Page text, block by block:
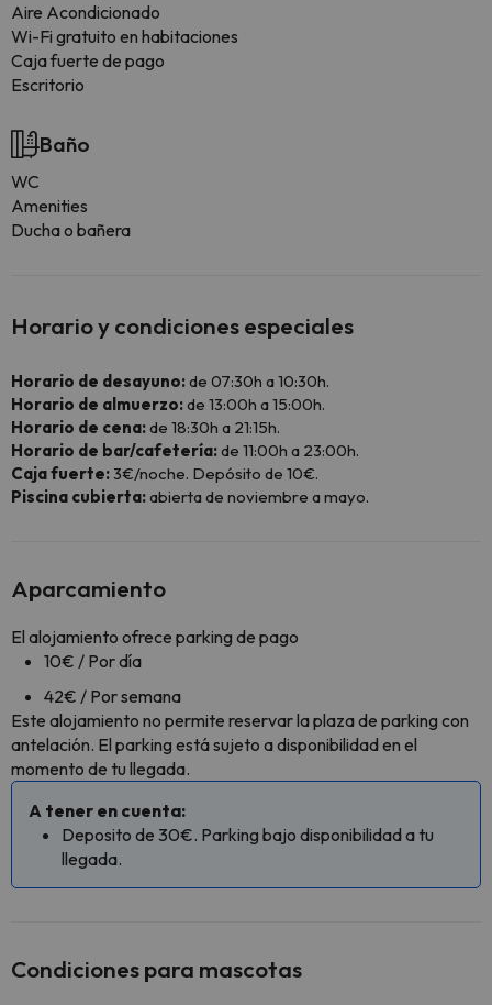
Aire Acondicionado
Wi-Fi gratuito en habitaciones
Caja fuerte de pago
Escritorio
Baño
WC
Amenities
Ducha o bañera
Horario y condiciones especiales
Horario de desayuno:de 07:30h a 10:30h.
Horario de almuerzo:de 13:00h a 15:00h.
Horario de cena:de 18:30h a 21:15h.
Horario de bar/cafetería:de 11:00h a 23:00h.
Caja fuerte:3€/noche. Depósito de 10€.
Piscina cubierta:abierta de noviembre a mayo.
Aparcamiento
El alojamiento ofrece parking de pago
10€ / Por día
42€ / Por semana
Este alojamiento no permite reservar la plaza de parking con
antelación. El parking está sujeto a disponibilidad en el
momento de tu llegada.
A tener en cuenta:
Deposito de 30€. Parking bajo disponibilidad a tu
llegada.
Condiciones para mascotas